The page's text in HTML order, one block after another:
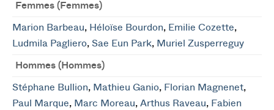
Femmes (Femmes)
Marion Barbeau, Héloïse Bourdon, Emilie Cozette,
Ludmila Pagliero, Sae Eun Park, Muriel Zusperreguy
Hommes (Hommes)
Stéphane Bullion, Mathieu Ganio, Florian Magnenet,
Paul Marque, Marc Moreau, Arthus Raveau, Fabien